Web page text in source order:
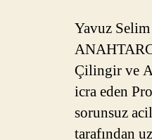
Yavuz
Çilingir ve
icra eden
sorunsuz
tarafından